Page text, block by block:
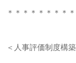
＊＊＊＊＊＊＊＊
＜人事評価制度構